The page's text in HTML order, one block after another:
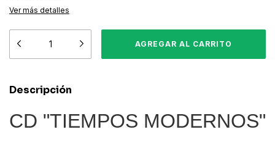
Ver más detalles
Descripción
CD "TIEMPOS MODERNOS"